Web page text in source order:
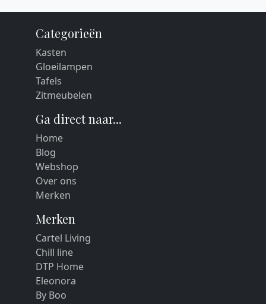
Categorieën
Kasten
Gloeilampen
Tafels
Zitmeubelen
Ga direct naar...
Home
Blog
Webshop
Over ons
Merken
Merken
Cartel Living
Chill line
DTP Home
Eleonora
By Boo